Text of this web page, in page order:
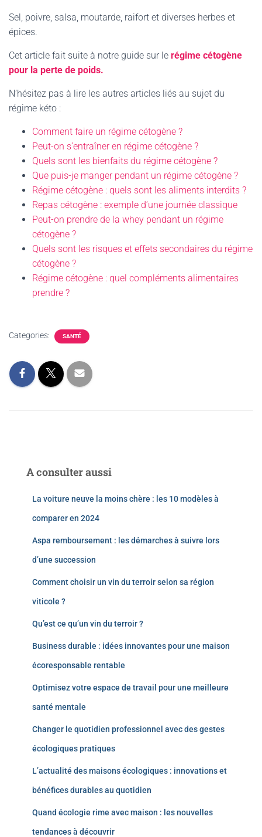
Sel, poivre, salsa, moutarde, raifort et diverses herbes et
épices.
Cet article fait suite à notre guide sur le régime cétogène
pour la perte de poids.
N’hésitez pas à lire les autres articles liés au sujet du
régime kéto :
Comment faire un régime cétogène ?
Peut-on s’entraîner en régime cétogène ?
Quels sont les bienfaits du régime cétogène ?
Que puis-je manger pendant un régime cétogène ?
Régime cétogène : quels sont les aliments interdits ?
Repas cétogène : exemple d’une journée classique
Peut-on prendre de la whey pendant un régime
cétogène ?
Quels sont les risques et effets secondaires du régime
cétogène ?
Régime cétogène : quel compléments alimentaires
prendre ?
Categories: SANTÉ
A consulter aussi
La voiture neuve la moins chère : les 10 modèles à
comparer en 2024
Aspa remboursement : les démarches à suivre lors
d’une succession
Comment choisir un vin du terroir selon sa région
viticole ?
Qu’est ce qu’un vin du terroir ?
Business durable : idées innovantes pour une maison
écoresponsable rentable
Optimisez votre espace de travail pour une meilleure
santé mentale
Changer le quotidien professionnel avec des gestes
écologiques pratiques
L’actualité des maisons écologiques : innovations et
bénéfices durables au quotidien
Quand écologie rime avec maison : les nouvelles
tendances à découvrir